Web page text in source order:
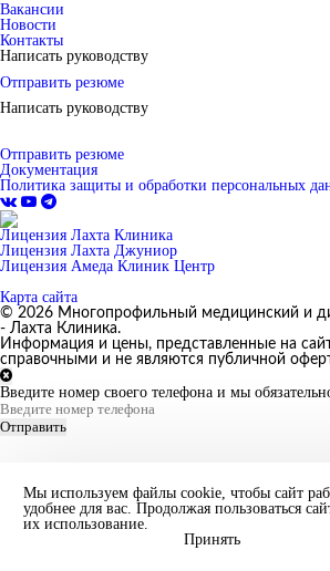
Вакансии
Новости
Контакты
Написать руководству
Отправить резюме
Написать руководству
Отправить резюме
Документация
Политика защиты и обработки персональных
Лицензия Лахта Клиника
Лицензия Лахта Джуниор
Лицензия Амеда Клиник Центр
Карта сайта
© 2026 Многопрофильный медицинский и
- Лахта Клиника.
Информация и цены, представленные на
справочными и не являются публичной
Введите номер своего телефона и мы
Отправить
Мы используем файлы cookie, чтобы сайт
удобнее для вас. Продолжая пользоваться
их использование.
Принять